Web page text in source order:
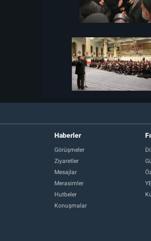
Haberler
Görüşmeler
Ziyaretler
Mesajlar
Merasimler
Hutbeler
Konuşmalar